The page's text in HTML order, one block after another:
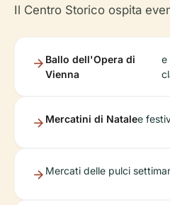
Il Centro Storico ospita
Ballo dell'Opera di
Vienna
e
Mercatini di Natalee
Mercati delle pulci